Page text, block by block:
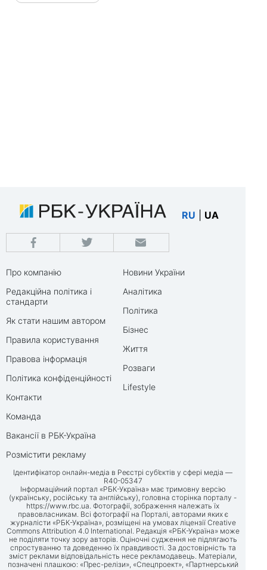
RU UA
Про компанію
Редакційна політика і
стандарти
Як стати нашим автором
Правила користування
Правова інформація
Політика конфіденційності
Контакти
Команда
Вакансії в РБК-Україна
Розмістити рекламу
Новини України
Аналітика
Політика
Бізнес
Життя
Розваги
Lifestyle
Ідентифікатор онлайн-медіа в Реєстрі суб’єктів у сфері медіа —
R40-05347
Інформаційний портал «РБК-Україна» має тримовну версію
(українську, російську та англійську), головна сторінка порталу -
https://www.rbc.ua . Фотографії, зображення належать їх
правовласникам. Всі фотографії на Порталі, авторами яких є
журналісти «РБК-Україна», розміщені на умовах ліцензії Creative
Commons Attribution 4.0 International. Редакція «РБК-Україна» може
не поділяти точку зору авторів. Оціночні судження не підлягають
спростуванню та доведенню їх правдивості. За достовірність та
зміст реклами відповідальність несе рекламодавець. Матеріали,
позначені плашкою: «Прес-релізи», «Спецпроект», «Партнерський